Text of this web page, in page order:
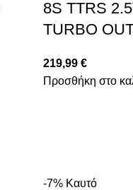
8S TTRS
TURBO
219,99 €
Προσθήκη στο
-7% Καυτό